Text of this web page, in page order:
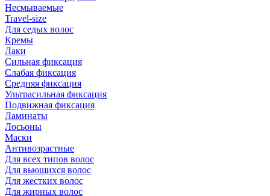
Несмываемые
Travel-size
Для седых волос
Кремы
Лаки
Сильная фиксация
Слабая фиксация
Средняя фиксация
Ультрасильная фиксация
Подвижная фиксация
Ламинаты
Лосьоны
Маски
Антивозрастные
Для всех типов волос
Для вьющихся волос
Для жестких волос
Для жирных волос